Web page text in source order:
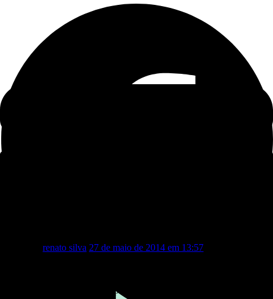
renato silva 27 de maio de 2014 em 13:57
é ligado a qual grupo político? ou é um jornal